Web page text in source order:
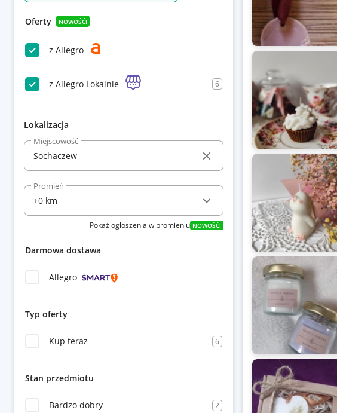
Oferty NOWOŚĆ!
z Allegro
z Allegro Lokalnie 6
Lokalizacja
Miejscowość
Promień
Pokaż ogłoszenia w promieniu NOWOŚĆ!
Darmowa dostawa
Allegro
Typ oferty
Kup teraz 6
Stan przedmiotu
Bardzo dobry 2